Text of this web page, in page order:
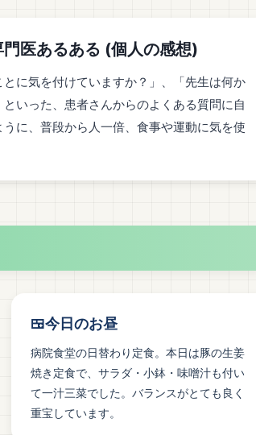
医あるある (個人の感想)
とに気を付けていますか？」、「先生は何か
いった、患者さんからのよくある質問に自
に、普段から人一倍、食事や運動に気を使
🍱今日のお昼
病院食堂の日替わり定食。本日は豚の生姜
焼き定食で、サラダ・小鉢・味噌汁も付い
て一汁三菜でした。バランスがとても良く
重宝しています。